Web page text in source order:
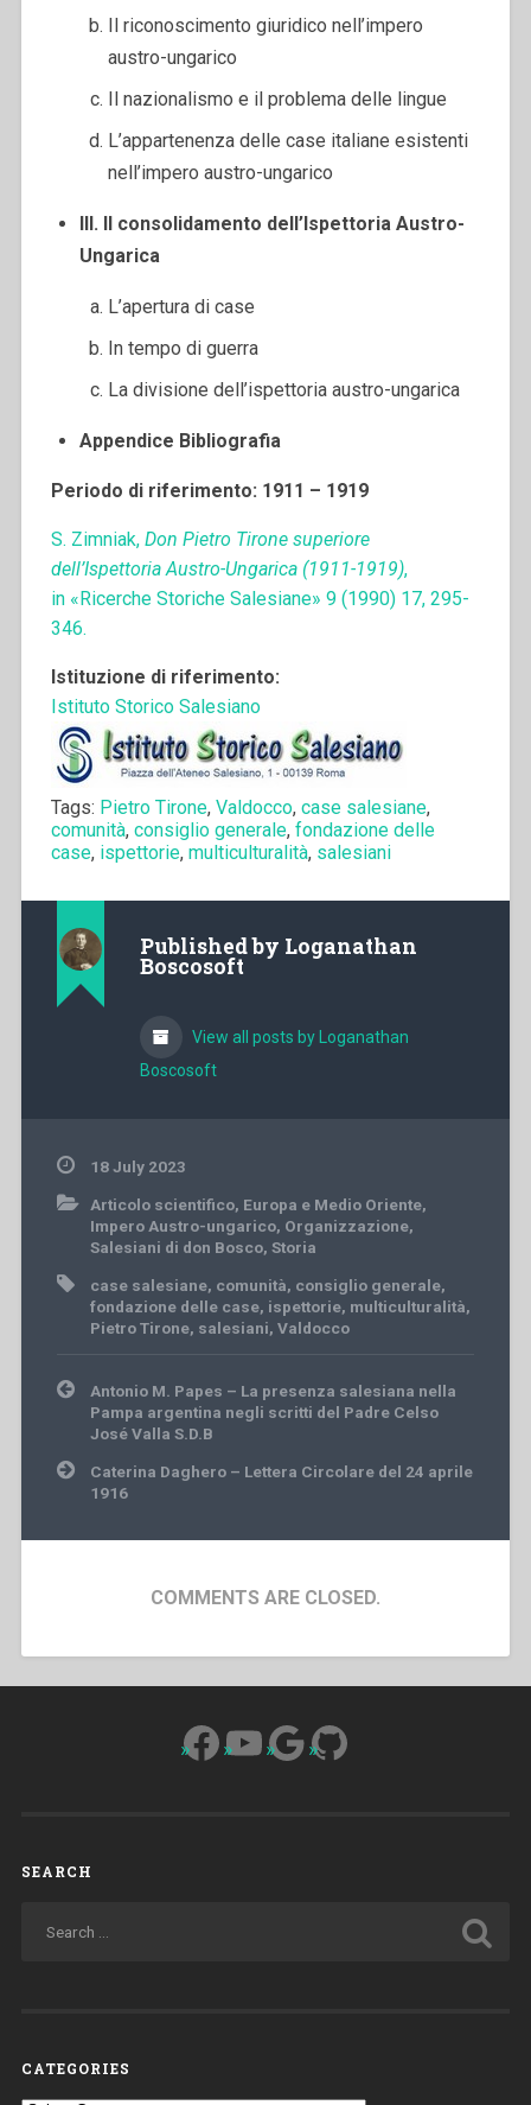
Il riconoscimento giuridico nell’impero
austro-ungarico
Il nazionalismo e il problema delle lingue
L’appartenenza delle case italiane esistenti
nell’impero austro-ungarico
III. Il consolidamento dell’Ispettoria Austro-
Ungarica
L’apertura di case
In tempo di guerra
La divisione dell’ispettoria austro-ungarica
Appendice Bibliografia
Periodo di riferimento: 1911 – 1919
S. Zimniak, Don Pietro Tirone superiore
dell’Ispettoria Austro-Ungarica (1911-1919),
in «Ricerche Storiche Salesiane» 9 (1990) 17, 295-
346.
Istituzione di riferimento:
Istituto Storico Salesiano
Tags: Pietro Tirone, Valdocco, case salesiane,
comunità, consiglio generale, fondazione delle
case, ispettorie, multiculturalità, salesiani
Published by Loganathan
Boscosoft
View all posts by Loganathan
Boscosoft
18 July 2023
Articolo scientifico, Europa e Medio Oriente,
Impero Austro-ungarico, Organizzazione,
Salesiani di don Bosco, Storia
case salesiane, comunità, consiglio generale,
fondazione delle case, ispettorie, multiculturalità,
Pietro Tirone, salesiani, Valdocco
Post
navigation
Antonio M. Papes – La presenza salesiana nella
Pampa argentina negli scritti del Padre Celso
José Valla S.D.B
Caterina Daghero – Lettera Circolare del 24 aprile
1916
COMMENTS ARE CLOSED.
Facebook
YouTube
Google
GitHub
SEARCH
CATEGORIES